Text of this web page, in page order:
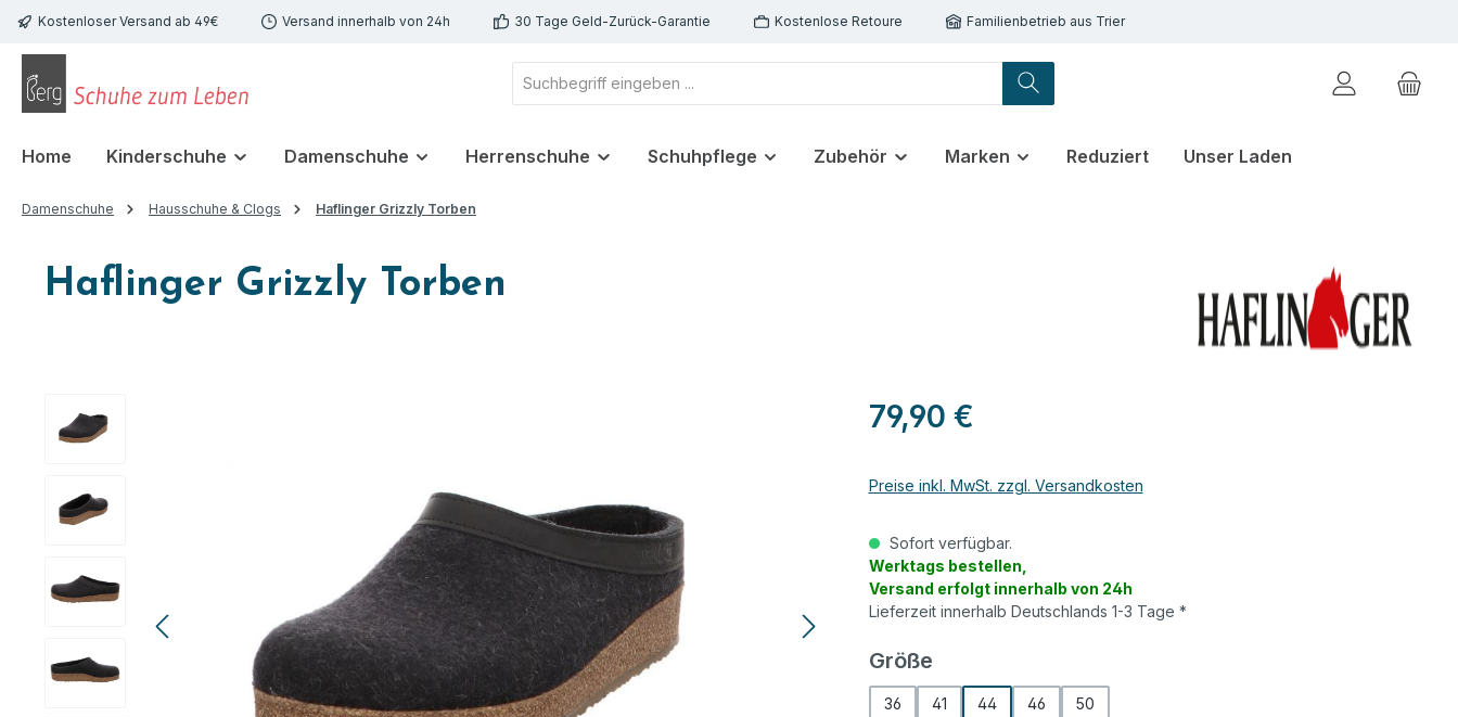
Hauptinhalt springen
Zur Suche springen
Zur Hauptnavigation springen
Kostenloser Versand ab 49€ Versand innerhalb von 24h 30 Tage Geld-Zurück-Garantie Kostenlose Retoure Familienbetrieb aus Trier
Home Kinderschuhe Damenschuhe Herrenschuhe Schuhpflege Zubehör Marken Reduziert Unser Laden
Damenschuhe Hausschuhe & Clogs Haflinger Grizzly Torben
Haflinger Grizzly Torben
79,90 €
Preise inkl. MwSt. zzgl. Versandkosten
Sofort verfügbar.
Werktags bestellen,
Versand erfolgt innerhalb von 24h
Lieferzeit innerhalb Deutschlands 1-3 Tage *
Größeauswählen
36 41 44 46 50